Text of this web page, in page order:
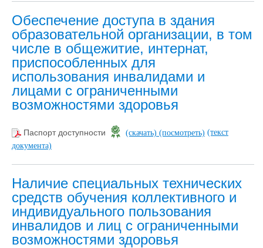
Обеспечение доступа в здания
образовательной организации, в том
числе в общежитие, интернат,
приспособленных для
использования инвалидами и
лицами с ограниченными
возможностями здоровья
Паспорт доступности (скачать) (посмотреть) (текст
документа)
Наличие специальных технических
средств обучения коллективного и
индивидуального пользования
инвалидов и лиц с ограниченными
возможностями здоровья